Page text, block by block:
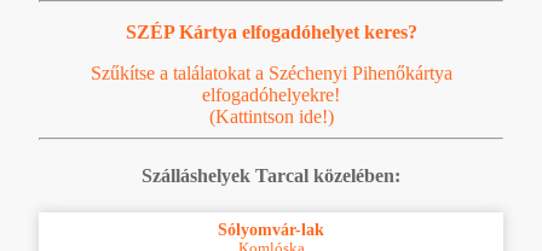
SZÉP Kártya elfogadóhelyet keres?
Szűkítse a találatokat a Széchenyi Pihenőkártya
elfogadóhelyekre!
(Kattintson ide!)
Szálláshelyek Tarcal közelében:
Sólyomvár-lak